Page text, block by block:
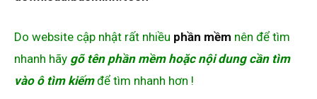
Do website cập nhật rất nhiều phần mềm nên để tìm
nhanh hãy gõ tên phần mềm hoặc nội dung cần tìm
vào ô tìm kiếmđể tìm nhanh hơn !